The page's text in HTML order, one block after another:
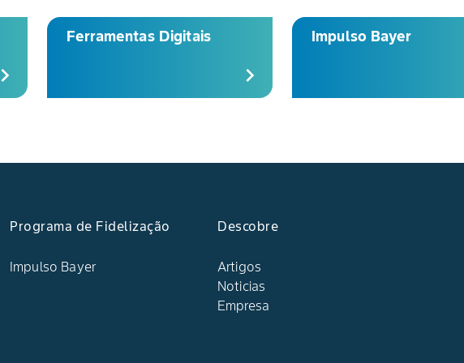
chevron_right
Ferramentas Digitais
chevron_right
Impulso Bayer
Programa de Fidelização
Impulso Bayer
Descobre
Artigos
Noticias
Empresa